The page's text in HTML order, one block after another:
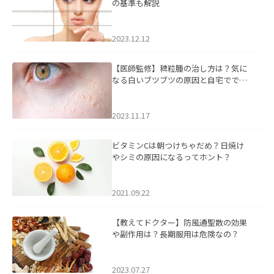
の基準も解説
2023.12.12
【医師監修】稗粒腫の治し方は？気に
なる白いブツブツの原因と自宅ででき
2023.11.17
ビタミンCは朝つけちゃだめ？日焼け
やシミの原因になるってホント？
2021.09.22
【教えてドクター】防風通聖散の効果
や副作用は？長期服用は危険なの？
2023.07.27